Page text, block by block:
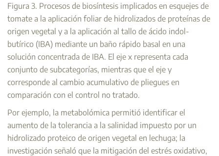
Figura 3. Procesos de biosíntesis implicados en esquejes de
tomate a la aplicación foliar de hidrolizados de proteínas de
origen vegetal y a la aplicación al tallo de ácido indol-
butírico (IBA) mediante un baño rápido basal en una
solución concentrada de IBA. El eje x representa cada
conjunto de subcategorías, mientras que el eje y
corresponde al cambio acumulativo de pliegues en
comparación con el control no tratado.
Por ejemplo, la metabolómica permitió identificar el
aumento de la tolerancia a la salinidad impuesto por un
hidrolizado proteico de origen vegetal en lechuga; la
investigación señaló que la mitigación del estrés oxidativo,